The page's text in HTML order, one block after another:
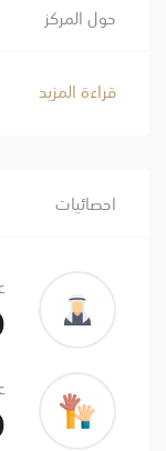
حول المركز
قراءة المزيد
احصائيات